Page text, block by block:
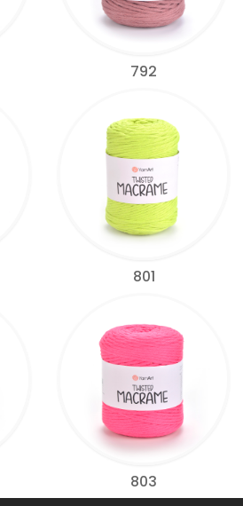
792
801
803